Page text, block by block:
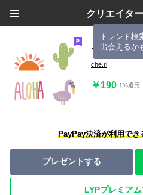
クリエイタ
トレンド検
出会えるか
アロハ サ
che.ri
￥190 1%還元
PayPay決済が利用でき
プレゼントする
LYPプレミア